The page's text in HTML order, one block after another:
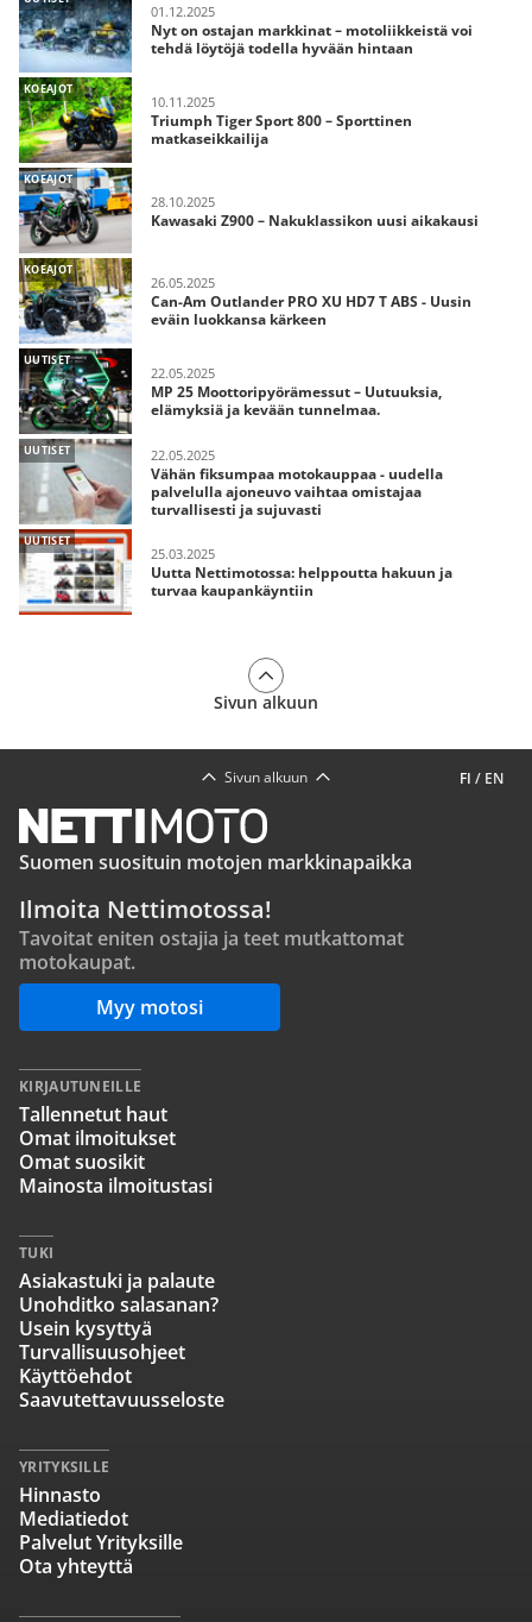
01.12.2025
Nyt on ostajan markkinat – motoliikkeistä voi
tehdä löytöjä todella hyvään hintaan
KOEAJOT
10.11.2025
Triumph Tiger Sport 800 – Sporttinen
matkaseikkailija
KOEAJOT
28.10.2025
Kawasaki Z900 – Nakuklassikon uusi aikakausi
KOEAJOT
26.05.2025
Can-Am Outlander PRO XU HD7 T ABS - Uusin
eväin luokkansa kärkeen
UUTISET
22.05.2025
MP 25 Moottoripyörämessut – Uutuuksia,
elämyksiä ja kevään tunnelmaa.
UUTISET 22.05.2025
Vähän fiksumpaa motokauppaa - uudella
palvelulla ajoneuvo vaihtaa omistajaa
turvallisesti ja sujuvasti
UUTISET
25.03.2025
Uutta Nettimotossa: helppoutta hakuun ja
turvaa kaupankäyntiin
Sivun alkuun
FI / EN
Sivun alkuun
Suomen suosituin motojen markkinapaikka
Ilmoita Nettimotossa!
Tavoitat eniten ostajia ja teet mutkattomat
motokaupat.
Myy motosi
KIRJAUTUNEILLE
Tallennetut haut
Omat ilmoitukset
Omat suosikit
Mainosta ilmoitustasi
TUKI
Asiakastuki ja palaute
Unohditko salasanan?
Usein kysyttyä
Turvallisuusohjeet
Käyttöehdot
Saavutettavuusseloste
YRITYKSILLE
Hinnasto
Mediatiedot
Palvelut Yrityksille
Ota yhteyttä